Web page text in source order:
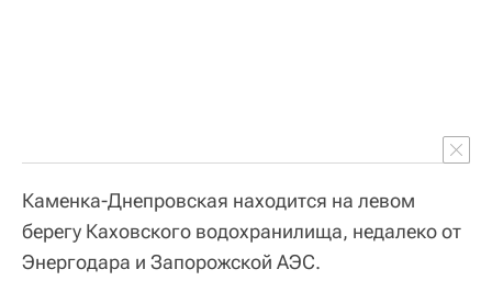
Каменка-Днепровская находится на левом
берегу Каховского водохранилища, недалеко от
Энергодара и Запорожской АЭС.